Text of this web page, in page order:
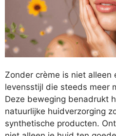
Zonder crème is niet alleen
levensstijl die steeds meer
Deze beweging benadrukt
natuurlijke huidverzorging
synthetische producten.